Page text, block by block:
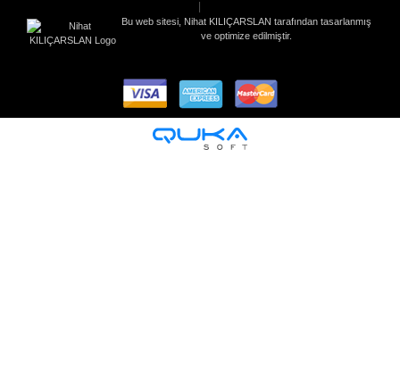
Bu web sitesi, Nihat KILIÇARSLAN tarafından tasarlanmış
ve optimize edilmiştir.